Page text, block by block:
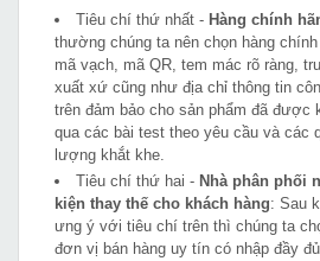
Tiêu chí thứ nhất - Hàng chính
thường chúng ta nên chọn hàng
mã vạch, mã QR, tem mác rõ ràng,
xuất xứ cũng như địa chỉ thông tin
trên đảm bảo cho sản phẩm đã
qua các bài test theo yêu cầu và các
lượng khắt khe.
Tiêu chí thứ hai - Nhà phân phối
kiện thay thế cho khách hàng: Sau
ưng ý với tiêu chí trên thì chúng ta
đơn vị bán hàng uy tín có nhập đầy